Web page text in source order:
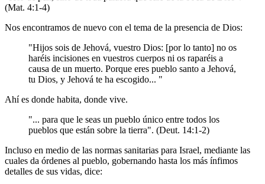
(Mat. 4:1-4)
Nos encontramos de nuevo con el tema de la presencia de Dios:
"Hijos sois de Jehová, vuestro Dios: [por lo tanto] no os
haréis incisiones en vuestros cuerpos ni os raparéis a
causa de un muerto. Porque eres pueblo santo a Jehová,
tu Dios, y Jehová te ha escogido... "
Ahí es donde habita, donde vive.
"... para que le seas un pueblo único entre todos los
pueblos que están sobre la tierra". (Deut. 14:1-2)
Incluso en medio de las normas sanitarias para Israel, mediante las
cuales da órdenes al pueblo, gobernando hasta los más ínfimos
detalles de sus vidas, dice: